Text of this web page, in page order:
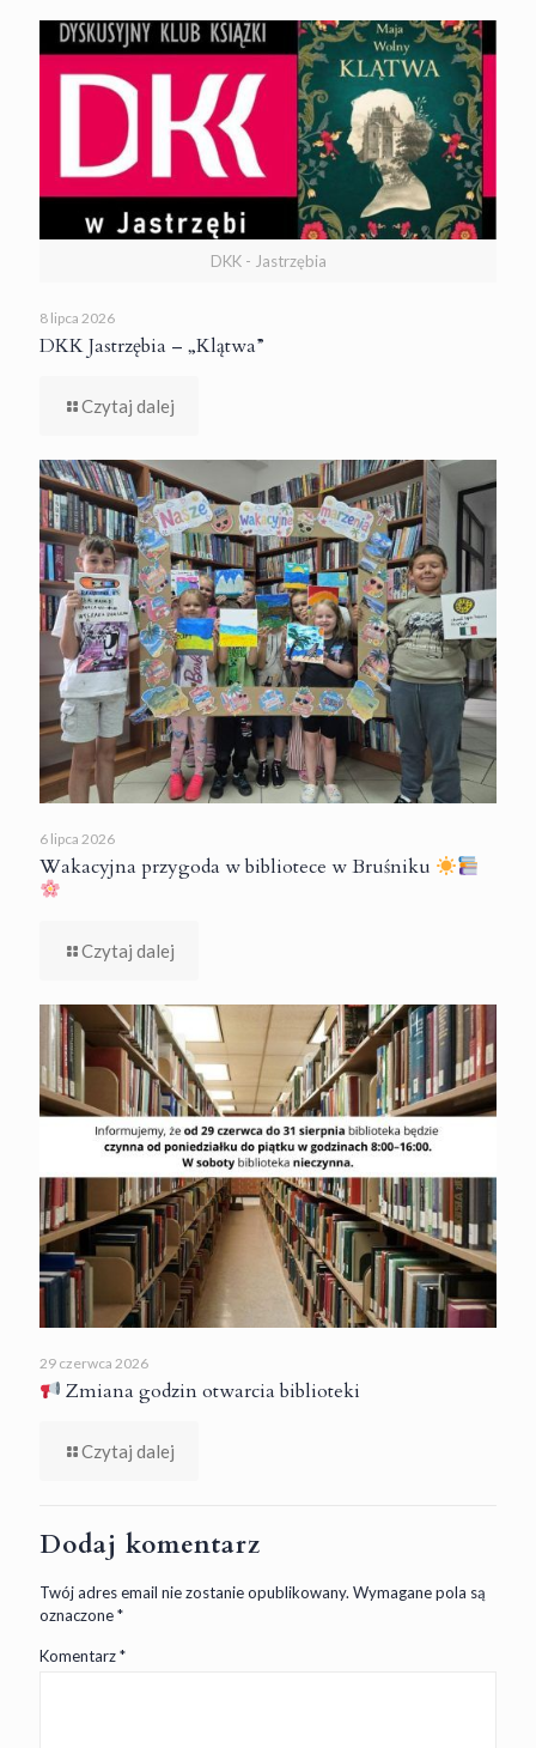
DKK - Jastrzębia
8 lipca 2026
DKK Jastrzębia – „Klątwa”
Czytaj dalej
6 lipca 2026
Wakacyjna przygoda w bibliotece w Bruśniku
Czytaj dalej
29 czerwca 2026
Zmiana godzin otwarcia biblioteki
Czytaj dalej
Dodaj komentarz
Twój adres email nie zostanie opublikowany. Wymagane pola są
oznaczone*
Komentarz*